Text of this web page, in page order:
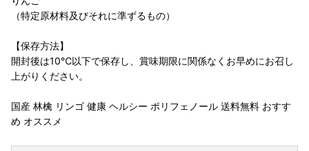
（特定原材料及びそれに準ずるもの）
【保存方法】
開封後は10℃以下で保存し、賞味期限に関係なくお早めにお召し
上がりください。
国産 林檎 リンゴ 健康 ヘルシー ポリフェノール 送料無料 おすす
め オススメ